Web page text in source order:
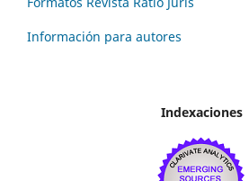
Información para autores
Indexaciones